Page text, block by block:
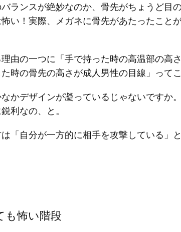
ランスが絶妙なのか、骨先がちょうど目
い！実際、メガネに骨先があたったこと
由の一つに「手で持った時の高温部の高
時の骨先の高さが成人男性の目線」って
かデザインが凝っているじゃないですか
利なの、と。
「自分が一方的に相手を攻撃している」
も怖い階段